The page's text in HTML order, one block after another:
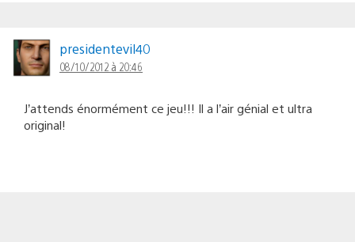
presidentevil40
08/10/2012 à 20:46
J’attends énormément ce jeu!!! Il a l’air génial et ultra
original!